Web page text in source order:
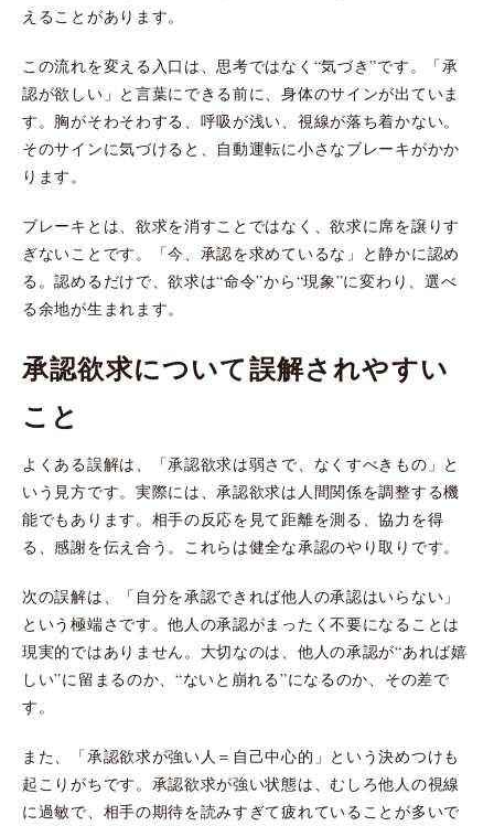
えることがあります。
この流れを変える入口は、思考ではなく“気づき”です。「承
認が欲しい」と言葉にできる前に、身体のサインが出ていま
す。胸がそわそわする、呼吸が浅い、視線が落ち着かない。
そのサインに気づけると、自動運転に小さなブレーキがかか
ります。
ブレーキとは、欲求を消すことではなく、欲求に席を譲りす
ぎないことです。「今、承認を求めているな」と静かに認め
る。認めるだけで、欲求は“命令”から“現象”に変わり、選べ
る余地が生まれます。
承認欲求について誤解されやすい
こと
よくある誤解は、「承認欲求は弱さで、なくすべきもの」と
いう見方です。実際には、承認欲求は人間関係を調整する機
能でもあります。相手の反応を見て距離を測る、協力を得
る、感謝を伝え合う。これらは健全な承認のやり取りです。
次の誤解は、「自分を承認できれば他人の承認はいらない」
という極端さです。他人の承認がまったく不要になることは
現実的ではありません。大切なのは、他人の承認が“あれば嬉
しい”に留まるのか、“ないと崩れる”になるのか、その差で
す。
また、「承認欲求が強い人＝自己中心的」という決めつけも
起こりがちです。承認欲求が強い状態は、むしろ他人の視線
に過敏で、相手の期待を読みすぎて疲れていることが多いで